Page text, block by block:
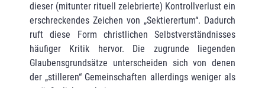
dieser (mitunter rituell zelebrierte) Kontrollverlust ein
erschreckendes Zeichen von „Sektierertum“. Dadurch
ruft diese Form christlichen Selbstverständnisses
häufiger Kritik hervor. Die zugrunde liegenden
Glaubensgrundsätze unterscheiden sich von denen
der „stilleren“ Gemeinschaften allerdings weniger als